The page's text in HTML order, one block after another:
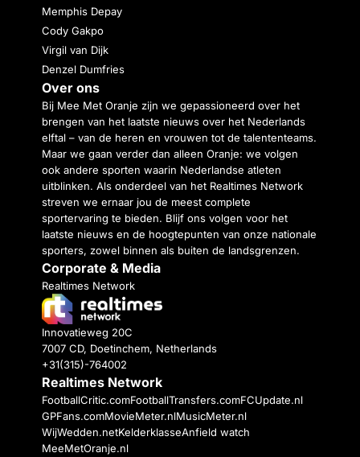
Memphis Depay
Cody Gakpo
Virgil van Dijk
Denzel Dumfries
Over ons
Bij Mee Met Oranje zijn we gepassioneerd over het
brengen van het laatste nieuws over het Nederlands
elftal – van de heren en vrouwen tot de talententeams.
Maar we gaan verder dan alleen Oranje: we volgen
ook andere sporten waarin Nederlandse atleten
uitblinken. Als onderdeel van het Realtimes Network
streven we ernaar jou de meest complete
sportervaring te bieden. Blijf ons volgen voor het
laatste nieuws en de hoogtepunten van onze nationale
sporters, zowel binnen als buiten de landsgrenzen.
Corporate & Media
Realtimes Network
Innovatieweg 20C
7007 CD, Doetinchem, Netherlands
+31(315)-764002
Realtimes Network
FootballCritic.comFootballTransfers.comFCUpdate.nl
GPFans.comMovieMeter.nlMusicMeter.nl
WijWedden.netKelderklasseAnfield watch
MeeMetOranje.nl